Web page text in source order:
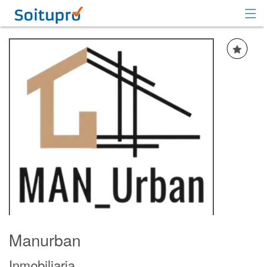
Recomendar
Registrarse
Iniciar sesión
Manurban